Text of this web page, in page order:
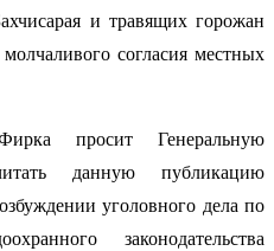
и травящих горожан
согласия местных
просит Генеральную
данную публикацию
уголовного дела по
законодательства